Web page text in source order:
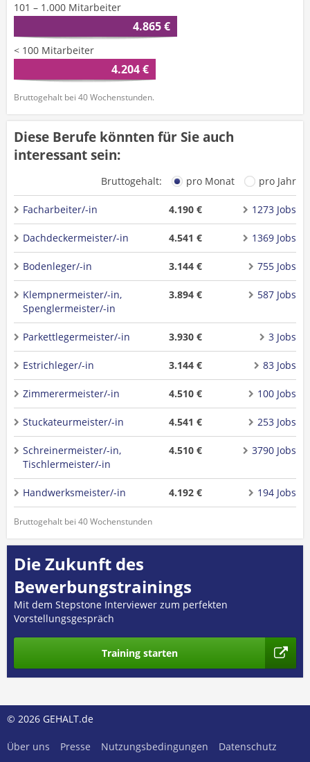
101 – 1.000 Mitarbeiter
4.865 €
< 100 Mitarbeiter
4.204 €
Bruttogehalt bei 40 Wochenstunden.
Diese Berufe könnten für Sie auch
interessant sein:
Bruttogehalt: pro Monat pro Jahr
Facharbeiter/-in 4.190 € 1273 Jobs
Dachdeckermeister/-in 4.541 € 1369 Jobs
Bodenleger/-in 3.144 € 755 Jobs
Klempnermeister/-in,
Spenglermeister/-in
3.894 € 587 Jobs
Parkettlegermeister/-in 3.930 € 3 Jobs
Estrichleger/-in 3.144 € 83 Jobs
Zimmerermeister/-in 4.510 € 100 Jobs
Stuckateurmeister/-in 4.541 € 253 Jobs
Schreinermeister/-in,
Tischlermeister/-in
4.510 € 3790 Jobs
Handwerksmeister/-in 4.192 € 194 Jobs
Bruttogehalt bei 40 Wochenstunden
Die Zukunft des
Bewerbungstrainings
Mit dem Stepstone Interviewer zum perfekten
Vorstellungsgespräch
Training starten
© 2026 GEHALT.de
Über uns Presse Nutzungsbedingungen
Datenschutz